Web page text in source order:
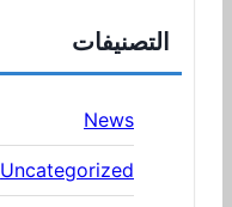
التصنيفات
News
Uncategorized